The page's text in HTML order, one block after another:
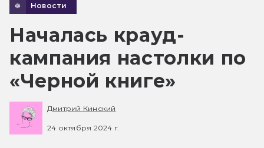
Новости
Началась крауд-
кампания настолки по
«Черной книге»
Дмитрий Кинский
24 октября 2024 г.